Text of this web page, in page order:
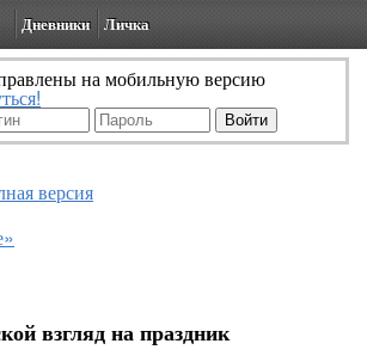
Дневники Личка
на мобильную версию
версия
взгляд на праздник